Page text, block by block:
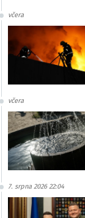
včera
včera
7. srpna 2026 22:04